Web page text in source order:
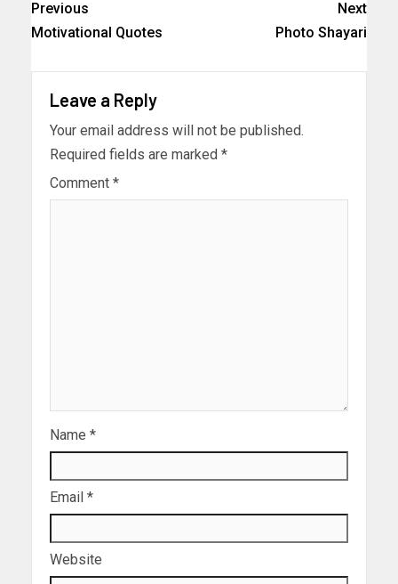
Previous
Motivational Quotes
Next
Photo Shayari
Leave a Reply
Your email address will not be published.
Required fields are marked *
Comment *
Name *
Email *
Website